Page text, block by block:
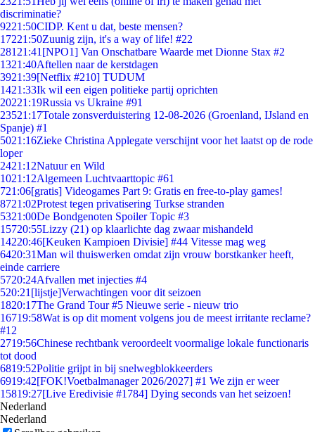
discriminatie?
9221:50CIDP. Kent u dat, beste mensen?
17221:50Zuunig zijn, it's a way of life! #22
281 21:41 [NPO1] Van Onschatbare Waarde met Dionne Stax #2
1321:40Aftellen naar de kerstdagen
3921:39[Netflix #210] TUDUM
1421:33Ik wil een eigen politieke partij oprichten
20221:19Russia vs Ukraine #91
23521:17Totale zonsverduistering 12-08-2026 (Groenland, IJsland en
Spanje) #1
5021:16Zieke Christina Applegate verschijnt voor het laatst op de rode
loper
2421:12Natuur en Wild
1021:12Algemeen Luchtvaarttopic #61
721:06[gratis] Videogames Part 9: Gratis en free-to-play games!
8721:02Protest tegen privatisering Turkse stranden
5321:00De Bondgenoten Spoiler Topic #3
15720:55Lizzy (21) op klaarlichte dag zwaar mishandeld
14220:46[Keuken Kampioen Divisie] #44 Vitesse mag weg
6420:31Man wil thuiswerken omdat zijn vrouw borstkanker heeft,
einde carriere
5720:24Afvallen met injecties #4
520:21 [lijstje]Verwachtingen voor dit seizoen
1820:17The Grand Tour #5 Nieuwe serie - nieuw trio
16719:58Wat is op dit moment volgens jou de meest irritante reclame?
#12
2719:56Chinese rechtbank veroordeelt voormalige lokale functionaris
tot dood
6819:52Politie grijpt in bij snelwegblokkeerders
6919:42[FOK!Voetbalmanager 2026/2027] #1 We zijn er weer
15819:27[Live Eredivisie #1784] Dying seconds van het seizoen!
Nederland
Nederland